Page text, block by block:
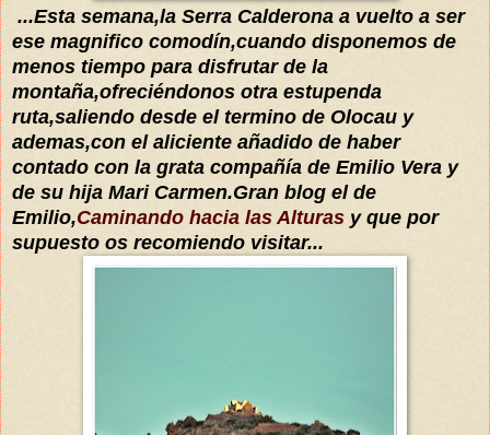
...Esta semana,la Serra Calderona a vuelto a ser
ese magnifico comodín,cuando disponemos de
menos tiempo para disfrutar de la
montaña,ofreciéndonos otra estupenda
ruta,saliendo desde el termino de Olocau y
ademas,con el aliciente añadido de haber
contado con la grata compañía de Emilio Vera y
de su hija Mari Carmen.Gran blog el de
Emilio,Caminando hacia las Alturas y que por
supuesto os recomiendo visitar...